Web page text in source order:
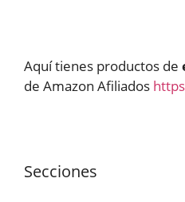
Aquí tienes productos de
de Amazon Afiliados
Secciones